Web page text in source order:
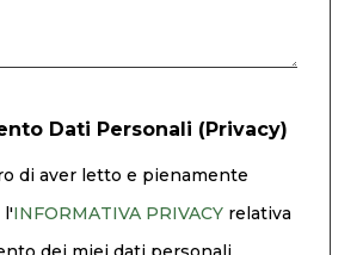
Dati Personali (Privacy)
di aver letto e pienamente
l'INFORMATIVA PRIVACYrelativa